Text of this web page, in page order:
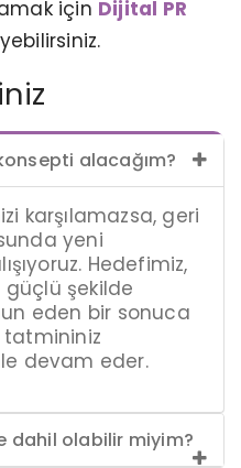
için Dijital PR
alacağım?
karşılamazsa, geri
yeni
Hedefimiz,
güçlü şekilde
eden bir sonuca
tatmininiz
devam eder.
dahil olabilir miyim?